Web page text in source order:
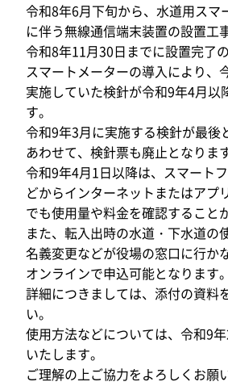
令和8年6月下旬から、水道用スマ
に伴う無線通信端末装置の設置工
令和8年11月30日までに設置完了
スマートメーターの導入により、
実施していた検針が令和9年4月以
す。
令和9年3月に実施する検針が最後
あわせて、検針票も廃止となります
令和9年4月1日以降は、スマート
どからインターネットまたはアプ
でも使用量や料金を確認すること
また、転入出時の水道・下水道の
名義変更などが役場の窓口に行か
オンラインで申込可能となります。
詳細につきましては、添付の資料
い。
使用方法などについては、令和9
いたします。
ご理解の上ご協力をよろしくお願